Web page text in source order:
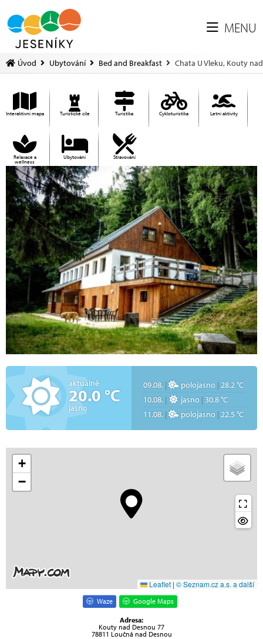
MENU
Úvod Ubytování Bed and Breakfast Chata U Vleku, Kouty
Interaktivní mapa Turistické cíle Turistika Cykloturistika Letní aktivity
Relaxace a
wellness
Ubytování Stravování
aktuálně
20.0 °C
jasno
09.08. | polojasno | 28.2 °C
10.08. | jasno | 30.8 °C
11.08. | polojasno | 22.5 °C
+
−
Leaflet | © Seznam.cz a.s. a další
Waze Google Maps
Adresa:
Kouty nad Desnou 77
78811 Loučná nad Desnou